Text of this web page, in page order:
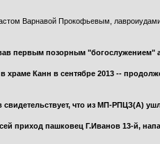
Варнавой Прокофьевым,
первым позорным "богослужением"
Канн в сентябре 2013 --
что из МП-РПЦЗ(А)
приход пашковец Г.Иванов 13-й,